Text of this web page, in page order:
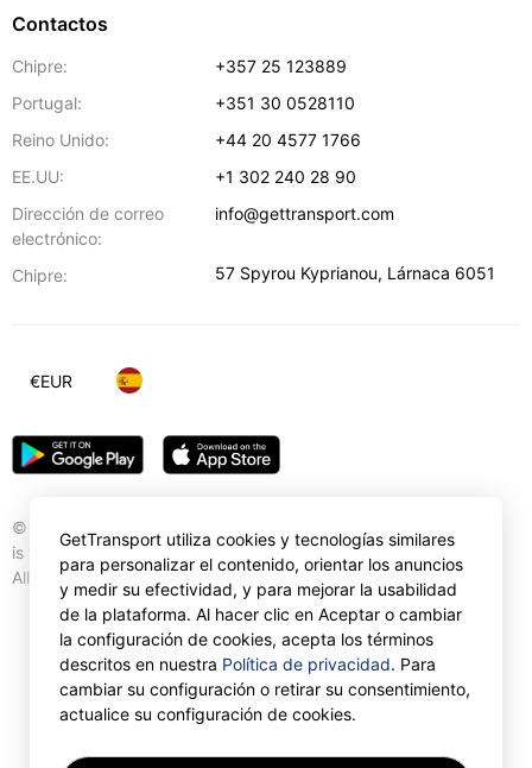
Contactos
Chipre:
+357 25 123889
Portugal:
+351 30 0528110
Reino Unido:
+44 20 4577 1766
EE.UU:
+1 302 240 28 90
Dirección de correo
electrónico:
info@gettransport.com
Chipre: 57 Spyrou Kyprianou, Lárnaca 6051
© Gettransport International Limited. GetTransport®
is trademark of Gettransport International Limited.
All rights reserved.
€EUR
GetTransport utiliza cookies y tecnologías similares
para personalizar el contenido, orientar los anuncios
y medir su efectividad, y para mejorar la usabilidad
de la plataforma. Al hacer clic en Aceptar o cambiar
la configuración de cookies, acepta los términos
descritos en nuestra Política de privacidad. Para
cambiar su configuración o retirar su consentimiento,
actualice su configuración de cookies.